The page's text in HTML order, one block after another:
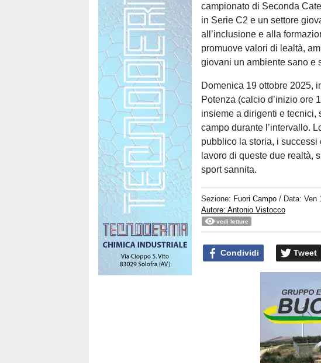
campionato di Seconda
in Serie C2 e un settore
all’inclusione e alla
promuove valori di lealtà,
giovani un ambiente sano e
Domenica 19 ottobre 2025,
Potenza (calcio d’inizio ore
insieme a dirigenti e tecnici,
campo durante l’intervallo.
pubblico la storia, i successi
lavoro di queste due realtà,
sport sannita.
Sezione: Fuori Campo / Data:Ven
Autore: Antonio Vistocco
vedi letture
Condividi Tweet